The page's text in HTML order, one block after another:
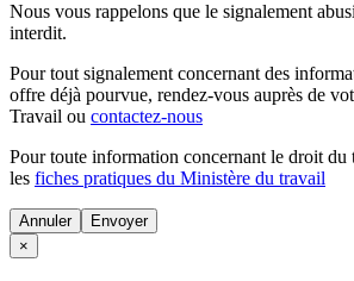
Nous vous rappelons que le signalement
interdit.
Pour tout signalement concernant des
offre déjà pourvue, rendez-vous auprès de
Travail ou contactez-nous
Pour toute information concernant le droit du
les fiches pratiques du Ministère du travail
Annuler
×